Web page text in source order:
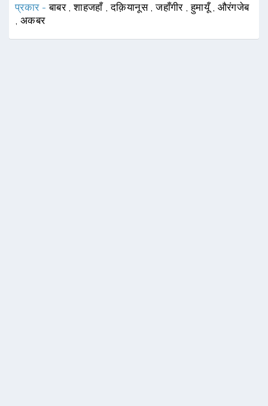
प्रकार -बाबर ,शाहजहाँ ,दक़ियानूस ,जहाँगीर ,हुमायूँ औरंगजेब
अकबर